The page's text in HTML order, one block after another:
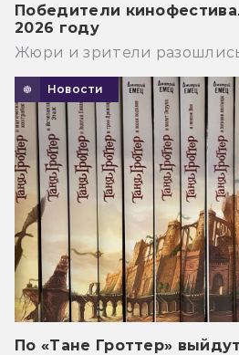
Победители
2026 году
Жюри и зрители
Новости
По «Тане Гроттер»